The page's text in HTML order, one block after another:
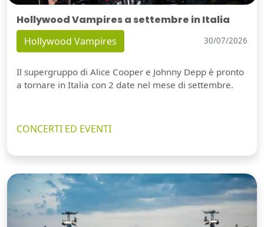
Hollywood Vampires a settembre in Italia
Hollywood Vampires 30/07/2026
Il supergruppo di Alice Cooper e Johnny Depp è pronto
a tornare in Italia con 2 date nel mese di settembre.
CONCERTI ED EVENTI